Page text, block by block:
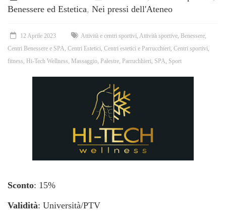
Benessere ed Estetica, Nei pressi dell'Ateneo
12 Aprile 2023 Attività e centri sportivi Attività sportive Benessere
Centri Benessere e SPA Centri Estetici Centri estetici e Parrucchieri Centri sportivi
fitness Hi-Tech Wellness Massaggio Palestre Parruchhieri SPA Sport
Sconto: 15%
Validità: Università/PTV